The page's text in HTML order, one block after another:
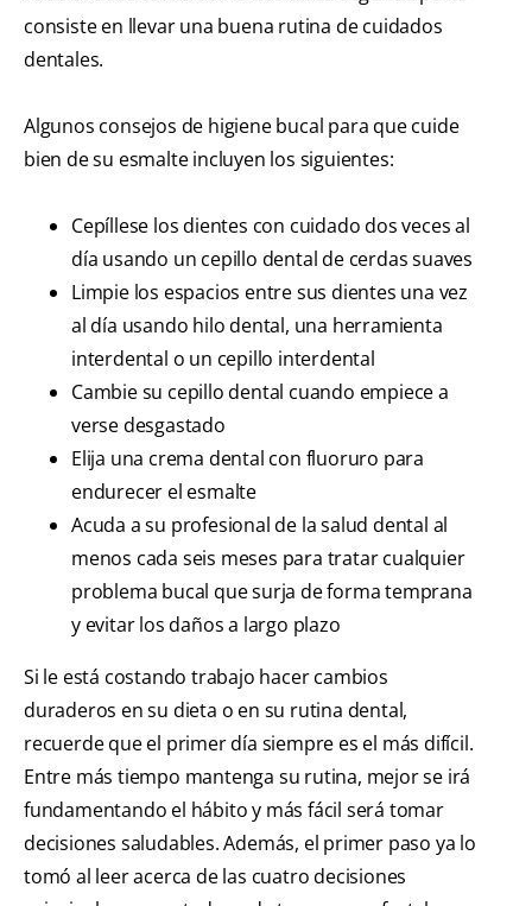
consiste en llevar una buena rutina de cuidados
dentales.
Algunos consejos de higiene bucal para que cuide
bien de su esmalte incluyen los siguientes:
Cepíllese los dientes con cuidado dos veces al
día usando un cepillo dental de cerdas suaves
Limpie los espacios entre sus dientes una vez
al día usando hilo dental, una herramienta
interdental o un cepillo interdental
Cambie su cepillo dental cuando empiece a
verse desgastado
Elija una crema dental con fluoruro para
endurecer el esmalte
Acuda a su profesional de la salud dental al
menos cada seis meses para tratar cualquier
problema bucal que surja de forma temprana
y evitar los daños a largo plazo
Si le está costando trabajo hacer cambios
duraderos en su dieta o en su rutina dental,
recuerde que el primer día siempre es el más difícil.
Entre más tiempo mantenga su rutina, mejor se irá
fundamentando el hábito y más fácil será tomar
decisiones saludables. Además, el primer paso ya lo
tomó al leer acerca de las cuatro decisiones